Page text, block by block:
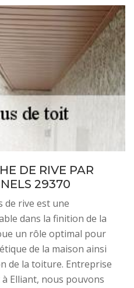
DE RIVE PAR
29370
de rive est une
dans la finition de la
un rôle optimal pour
de la maison ainsi
de la toiture. Entreprise
Elliant, nous pouvons